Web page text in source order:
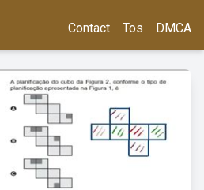
Contact Tos DMCA